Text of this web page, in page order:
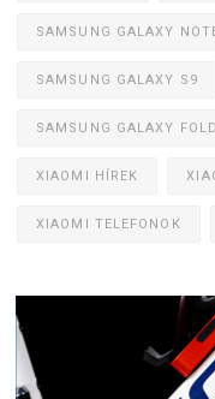
SAMSUNG GALAXY
SAMSUNG GALAXY S9
SAMSUNG GALAXY FOLD
XIAOMI HÍREK
XIAOMI TELEFONOK